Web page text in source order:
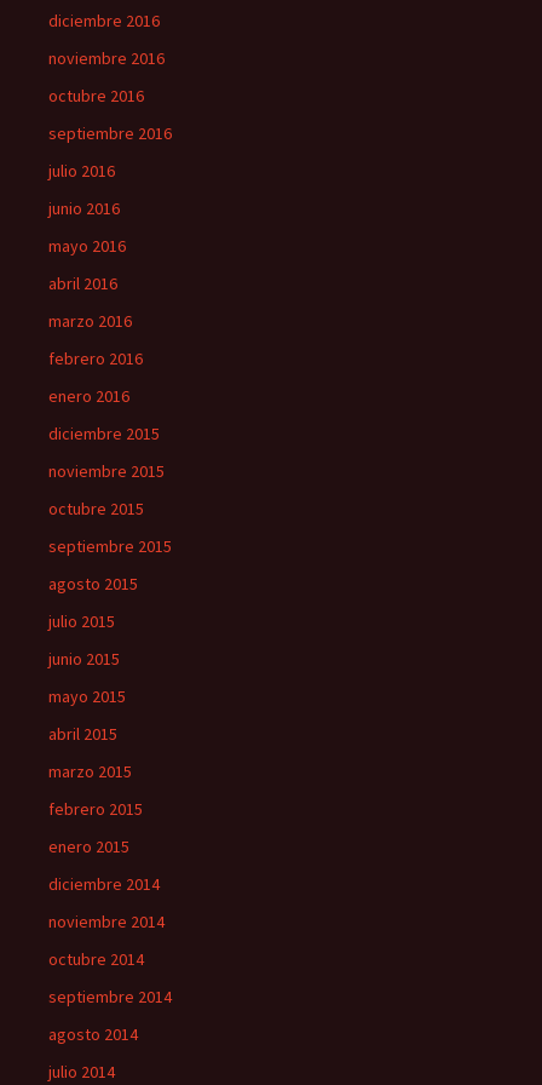
diciembre 2016
noviembre 2016
octubre 2016
septiembre 2016
julio 2016
junio 2016
mayo 2016
abril 2016
marzo 2016
febrero 2016
enero 2016
diciembre 2015
noviembre 2015
octubre 2015
septiembre 2015
agosto 2015
julio 2015
junio 2015
mayo 2015
abril 2015
marzo 2015
febrero 2015
enero 2015
diciembre 2014
noviembre 2014
octubre 2014
septiembre 2014
agosto 2014
julio 2014